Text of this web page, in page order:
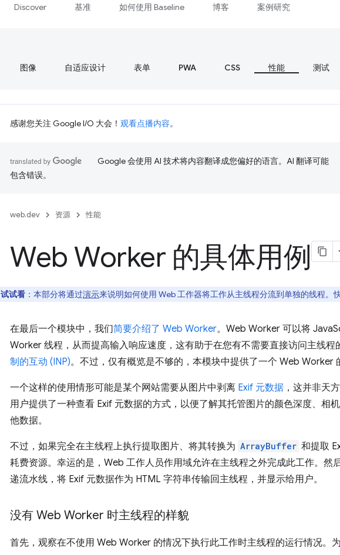
Discover 基准 如何使用 Baseline 博客 案例研究
图像 自适应设计 表单 PWA CSS 性能 测试
感谢您关注 Google I/O 大会！ 观看点播内容。
Google 会使用 AI 技术将内容翻译成您偏好的语言。AI 翻译可能
包含错误。
web.dev 资源 性能
Web Worker 的具体用例
试试看 ：本部分将通过演示来说明如何使用 Web 工作器将工作从主线程分流到单独的线程。
在最后一个模块中，我们简要介绍了 Web Worker。Web Worker 可以将
Worker 线程，从而提高输入响应速度，这有助于在您有不需要直接访问主线程
制的互动 (INP)。不过，仅有概览是不够的，本模块中提供了一个 Web Worker
一个这样的使用情形可能是某个网站需要从图片中剥离 Exif 元数据 ，这并非天
用户提供了一种查看 Exif 元数据的方式，以便了解其托管图片的颜色深度、相
他数据。
不过，如果完全在主线程上执行提取图片、将其转换为 ArrayBuffer 和提取
耗费资源。幸运的是，Web 工作人员作用域允许在主线程之外完成此工作。然
递流水线，将 Exif 元数据作为 HTML 字符串传输回主线程，并显示给用户。
没有 Web Worker 时主线程的样貌
首先，观察在不使用 Web Worker 的情况下执行此工作时主线程的运行情况。